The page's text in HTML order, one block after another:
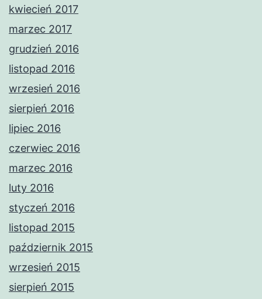
kwiecień 2017
marzec 2017
grudzień 2016
listopad 2016
wrzesień 2016
sierpień 2016
lipiec 2016
czerwiec 2016
marzec 2016
luty 2016
styczeń 2016
listopad 2015
październik 2015
wrzesień 2015
sierpień 2015